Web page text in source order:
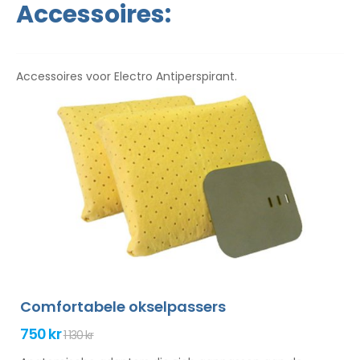
Accessoires:
Accessoires voor Electro Antiperspirant.
Comfortabele okselpassers
750 kr1 130 kr